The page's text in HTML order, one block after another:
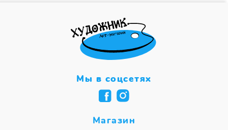
Мы в соцсетях
Магазин